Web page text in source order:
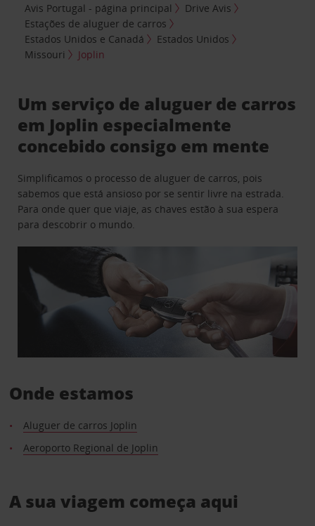
Avis Portugal - página principal
Drive Avis
Estações de aluguer de carros
Estados Unidos e Canadá
Estados Unidos
Missouri
Joplin
Um serviço de aluguer de carros
em Joplin especialmente
concebido consigo em mente
Simplificamos o processo de aluguer de carros, pois
sabemos que está ansioso por se sentir livre na estrada.
Para onde quer que viaje, as chaves estão à sua espera
para descobrir o mundo.
Onde estamos
Aluguer de carros Joplin
Aeroporto Regional de Joplin
A sua viagem começa aqui